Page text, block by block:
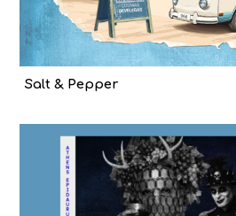
Salt & Pepper